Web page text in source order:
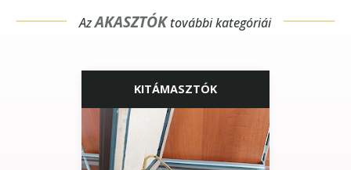
AzAKASZTÓKtovábbi kategóriái
KITÁMASZTÓK